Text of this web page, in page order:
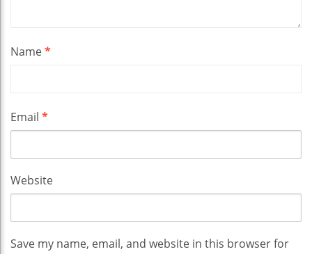
Name*
Email *
Website
Save my name, email, and website in this browser for